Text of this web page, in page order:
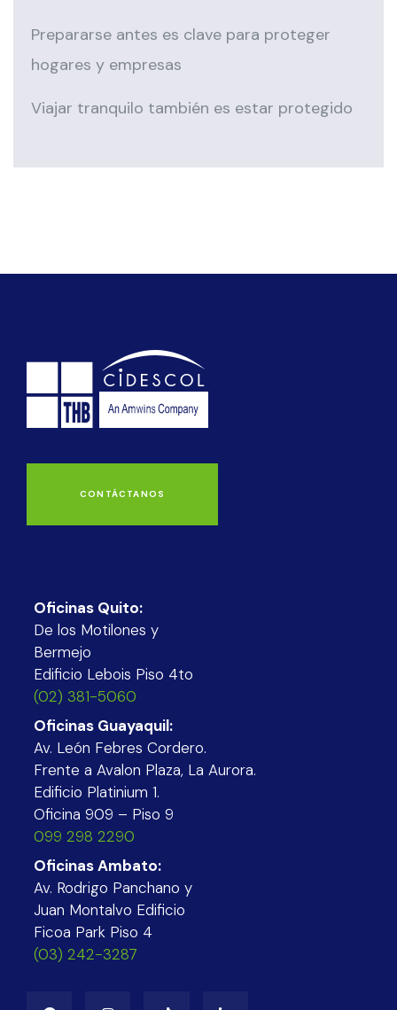
Prepararse antes es clave para proteger
hogares y empresas
Viajar tranquilo también es estar protegido
CONTÁCTANOS
Oficinas Quito:
De los Motilones y
Bermejo
Edificio Lebois Piso 4to
(02) 381-5060
Oficinas Guayaquil:
Av. León Febres Cordero.
Frente a Avalon Plaza, La Aurora.
Edificio Platinium 1.
Oficina 909 – Piso 9
099 298 2290
Oficinas Ambato:
Av. Rodrigo Panchano y
Juan Montalvo Edificio
Ficoa Park Piso 4
(03) 242-3287